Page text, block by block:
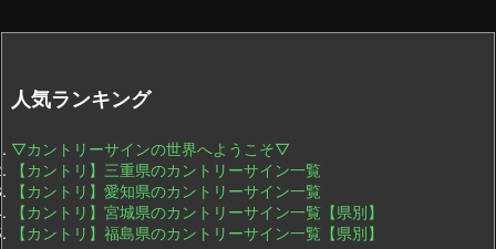
人気ランキング
▽カントリーサインの世界へようこそ▽
【カントリ】三重県のカントリーサイン一覧
【カントリ】愛知県のカントリーサイン一覧
【カントリ】宮城県のカントリーサイン一覧【県別】
【カントリ】福島県のカントリーサイン一覧【県別】